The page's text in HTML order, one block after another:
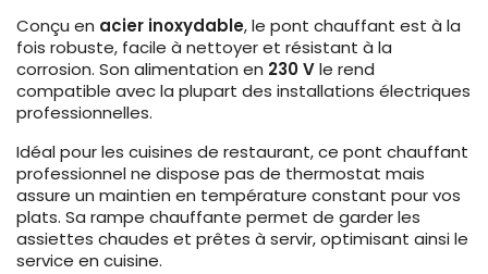
Conçu en acier inoxydable, le pont chauffant est à la
fois robuste, facile à nettoyer et résistant à la
corrosion. Son alimentation en 230 Vle rend
compatible avec la plupart des installations électriques
professionnelles.
Idéal pour les cuisines de restaurant, ce pont chauffant
professionnel ne dispose pas de thermostat mais
assure un maintien en température constant pour vos
plats. Sa rampe chauffante permet de garder les
assiettes chaudes et prêtes à servir, optimisant ainsi le
service en cuisine.